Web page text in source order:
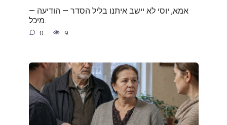
— אמא, יוסי לא יישב איתנו בליל הסדר — הודיעה
מיכל.
0 9